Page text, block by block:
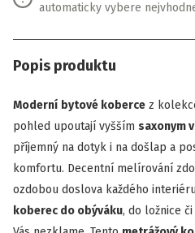
automaticky vybere
Popis produktu
Moderní bytové koberce z
pohled upoutají vyšším saxonym
příjemný na dotyk i na došlap a
komfortu. Decentní melírování
ozdobou doslova každého
koberec do obýváku, do ložnice